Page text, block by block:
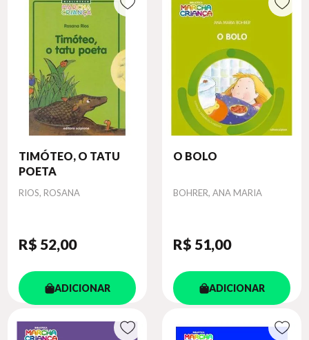
TIMÓTEO, O TATU
POETA
Autor
RIOS, ROSANA
R$ 52,00
ADICIONAR
O BOLO
Autor
BOHRER, ANA MARIA
R$ 51,00
ADICIONAR